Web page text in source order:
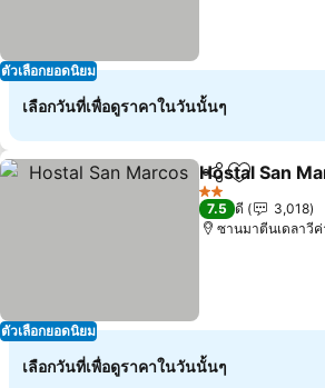
ตัวเลือกยอดนิยม
เลือกวันที่เพื่อดูราคาในวันนั้นๆ
ตัวเลือกยอดนิยม
แชร์ เพิ่มในราย
Hostal San
2 ดาว
7.5 ดี
3,018
ซานมาตีนเดลาวีค่
เลือกวันที่เพื่อดูราคาในวันนั้นๆ